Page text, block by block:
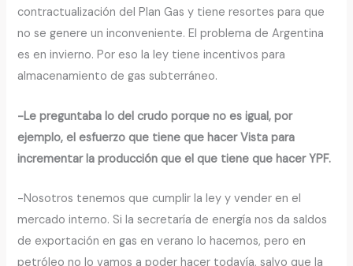
contractualización del Plan Gas y tiene resortes para que
no se genere un inconveniente. El problema de Argentina
es en invierno. Por eso la ley tiene incentivos para
almacenamiento de gas subterráneo.
-Le preguntaba lo del crudo porque no es igual, por
ejemplo, el esfuerzo que tiene que hacer Vista para
incrementar la producción que el que tiene que hacer YPF.
-Nosotros tenemos que cumplir la ley y vender en el
mercado interno. Si la secretaría de energía nos da saldos
de exportación en gas en verano lo hacemos, pero en
petróleo no lo vamos a poder hacer todavía, salvo que la